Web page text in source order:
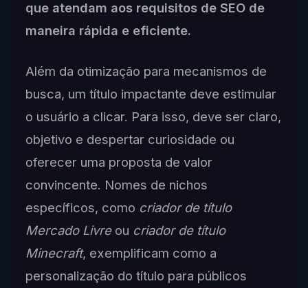
que atendam aos requisitos de SEO de
maneira rápida e eficiente.
Além da otimização para mecanismos de
busca, um título impactante deve estimular
o usuário a clicar. Para isso, deve ser claro,
objetivo e despertar curiosidade ou
oferecer uma proposta de valor
convincente. Nomes de nichos
específicos, como criador de título
Mercado Livreou criador de título
Minecraft, exemplificam como a
personalização do título para públicos